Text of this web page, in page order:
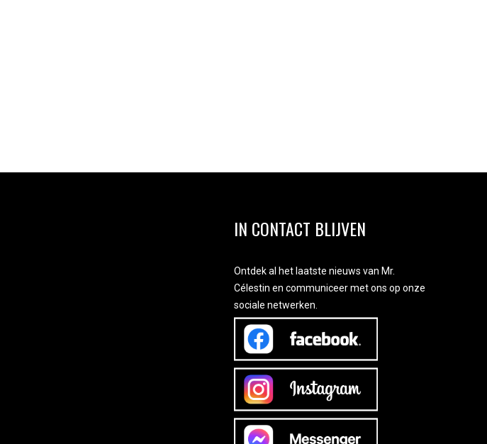
IN CONTACT BLIJVEN
Ontdek al het laatste nieuws van Mr.
Célestin en communiceer met ons op onze
sociale netwerken.